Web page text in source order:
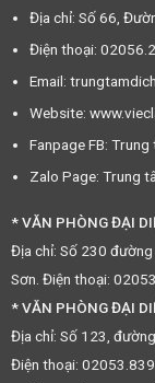
Địa chỉ: Số 66,
Điện thoại:
Email:
Website:
Fanpage FB:
Zalo Page: Trung
* VĂN PHÒNG ĐẠI
Địa chỉ: Số 230 đường
Sơn. Điện thoại:
* VĂN PHÒNG ĐẠI
Địa chỉ: Số 123,
Điện thoại: